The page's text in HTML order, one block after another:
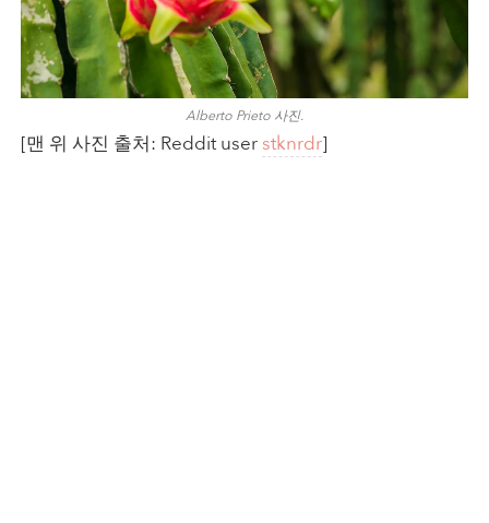
Alberto Prieto 사진.
[맨 위 사진 출처: Reddit user stknrdr]